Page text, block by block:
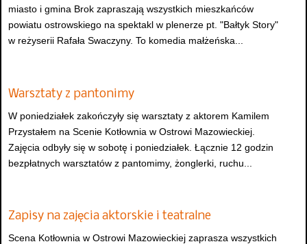
miasto i gmina Brok zapraszają wszystkich mieszkańców
powiatu ostrowskiego na spektakl w plenerze pt. "Bałtyk Story"
w reżyserii Rafała Swaczyny. To komedia małżeńska...
Warsztaty z pantonimy
W poniedziałek zakończyły się warsztaty z aktorem Kamilem
Przystałem na Scenie Kotłownia w Ostrowi Mazowieckiej.
Zajęcia odbyły się w sobotę i poniedziałek. Łącznie 12 godzin
bezpłatnych warsztatów z pantomimy, żonglerki, ruchu...
Zapisy na zajęcia aktorskie i teatralne
Scena Kotłownia w Ostrowi Mazowieckiej zaprasza wszystkich